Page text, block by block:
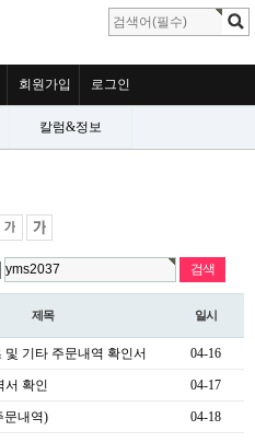
회원가입 로그인
칼럼&정보
제목 일시
및 기타 주문내역 확인서 04-16
서 확인 04-17
문내역) 04-18